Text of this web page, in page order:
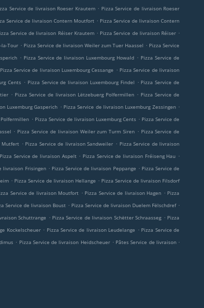
Service de livraison Roeser Krautem . Pizza Service de livraison Roeser
Service de livraison Contern Moutfort . Pizza Service de livraison Contern
Service de livraison Réiser Krautem . Pizza Service de livraison Réiser .
la-Tour . Pizza Service de livraison Weiler zum Tuer Haassel . Pizza Service
. Pizza Service de livraison Luxembourg Howald . Pizza Service de
Pizza Service de livraison Luxembourg Cessange . Pizza Service de livraison
Cents . Pizza Service de livraison Luxembourg Findel . Pizza Service de
. Pizza Service de livraison Lëtzebuerg Polfermillen . Pizza Service de
Luxemburg Gasperich . Pizza Service de livraison Luxemburg Zessingen .
Polfermillen . Pizza Service de livraison Luxemburg Cents . Pizza Service de
. Pizza Service de livraison Weiler zum Turm Siren . Pizza Service de
Mutfert . Pizza Service de livraison Sandweiler . Pizza Service de livraison
Pizza Service de livraison Aspelt . Pizza Service de livraison Fréiseng Hau .
livraison Frisingen . Pizza Service de livraison Peppange . Pizza Service de
. Pizza Service de livraison Hellange . Pizza Service de livraison Filsdorf
Service de livraison Moutfort . Pizza Service de livraison Hagen . Pizza
Service de livraison Boust . Pizza Service de livraison Duelem Fëlschdref .
Schuttrange . Pizza Service de livraison Schëtter Schraasseg . Pizza
Kockelscheuer . Pizza Service de livraison Leudelange . Pizza Service de
. Pizza Service de livraison Heidscheuer . Pâtes Service de livraison .